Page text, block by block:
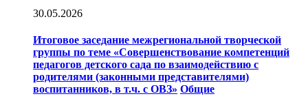
30.05.2026
Итоговое заседание межрегиональной творческой
группы по теме «Совершенствование компетенций
педагогов детского сада по взаимодействию с
родителями (законными представителями)
воспитанников, в т.ч. с ОВЗ» Общие